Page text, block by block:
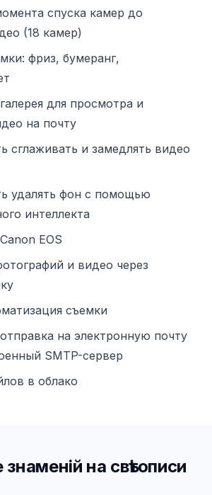
спуска камер до
(18 камер)
фриз, бумеранг,
для просмотра и
на почту
сглаживать и замедлять видео
удалять фон с помощью
интеллекта
EOS
и видео через
съемки
на электронную почту
SMTP-сервер
в облако
на свѣтописи